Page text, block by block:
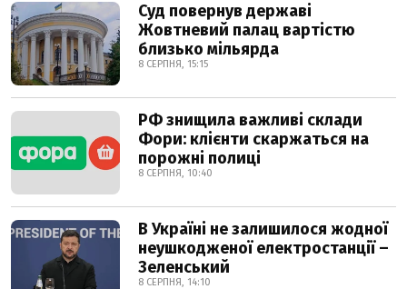
Суд повернув державі
Жовтневий палац вартістю
близько мільярда
8 СЕРПНЯ, 15:15
РФ знищила важливі склади
Фори: клієнти скаржаться на
порожні полиці
8 СЕРПНЯ, 10:40
В Україні не залишилося жодної
неушкодженої електростанції –
Зеленський
8 СЕРПНЯ, 14:10